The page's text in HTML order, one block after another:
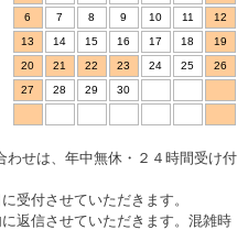
6
7 8 9 10 11
12
13
14 15 16 17 18
19
20
21 22 23 24 25
26
27
28 29 30
わせは、年中無休・２４時間受け付
受付させていただきます。
返信させていただきます。混雑時